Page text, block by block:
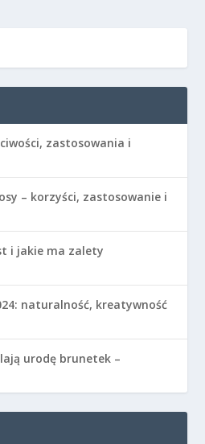
zastosowania i
– korzyści, zastosowanie i
i jakie ma zalety
naturalność, kreatywność
urodę brunetek –